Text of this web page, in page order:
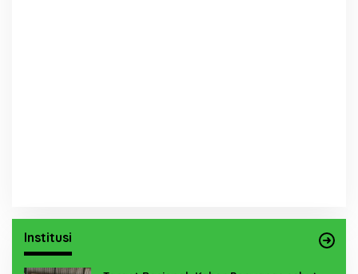
Institusi